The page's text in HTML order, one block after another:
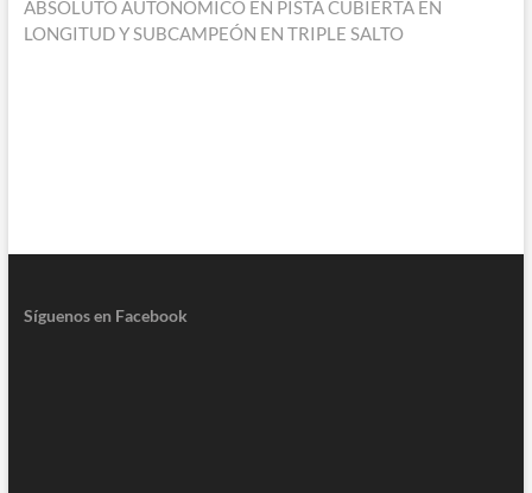
ABSOLUTO AUTONÓMICO EN PISTA CUBIERTA EN
LONGITUD Y SUBCAMPEÓN EN TRIPLE SALTO
Síguenos en Facebook